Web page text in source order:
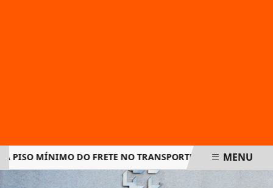
MÍNIMO DO FRETE NO TRANSPORTE DE CARGAS E AMPLIA
EM ALTA
MENU